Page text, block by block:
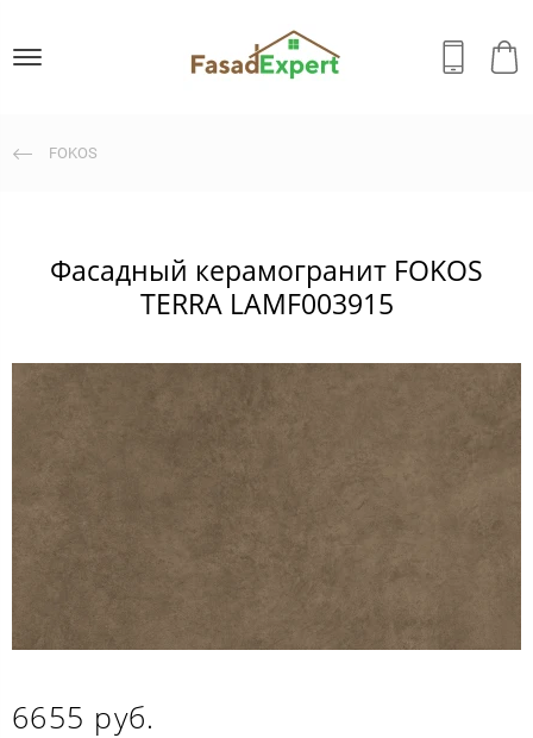
FOKOS
Фасадный керамогранит FOKOS
TERRA LAMF003915
6655 руб.